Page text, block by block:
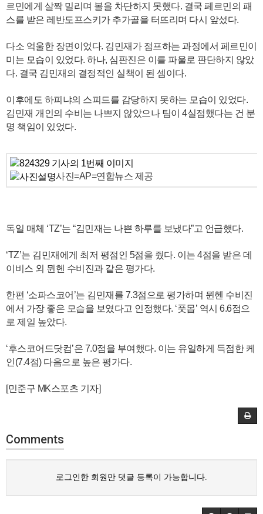
르민에게 살짝 밀리며 볼을 차단하지 못했다. 결국 페르민의 패
스를 받은 레반도프스키가 추가골을 터뜨리며 다시 앞섰다.
다소 억울한 장면이었다. 김민재가 점프하는 과정에서 페르민이
미는 모습이 있었다. 하나, 심판진은 이를 파울로 판단하지 않았
다. 결국 김민재의 결정적인 실책이 된 셈이다.
이후에도 하피냐의 스피드를 감당하지 못하는 모습이 있었다.
김민재 개인의 수비는 나쁘지 않았으나 팀이 4실점했다는 건 분
명 책임이 있었다.
사진=AP=연합뉴스 제공
독일 매체 ‘TZ’는 “김민재는 나쁜 하루를 보냈다”고 언급했다.
‘TZ’는 김민재에게 최저 평점인 5점을 줬다. 이는 4점을 받은 데
이비스 외 뮌헨 수비진과 같은 평가다.
한편 ‘소파스코어’는 김민재를 7.3점으로 평가하며 뮌헨 수비진
에서 가장 좋은 모습을 보였다고 인정했다. ‘풋몹’ 역시 6.6점으
로 제일 높았다.
‘후스코어드닷컴’은 7.0점을 부여했다. 이는 유일하게 득점한 케
인(7.4점) 다음으로 높은 평가다.
[민준구 MK스포츠 기자]
Comments
로그인한 회원만 댓글 등록이 가능합니다.